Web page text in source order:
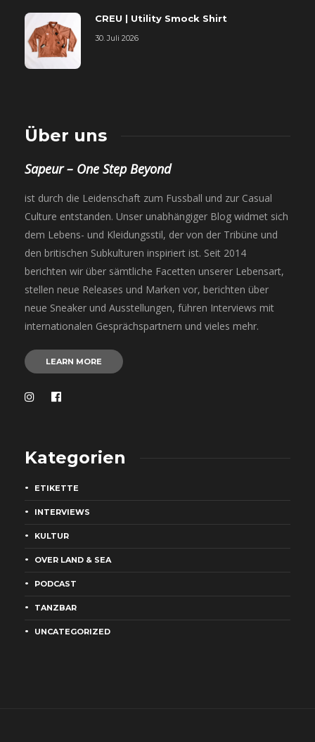
CREU | Utility Smock Shirt
30. Juli 2026
Über uns
Sapeur – One Step Beyond
ist durch die Leidenschaft zum Fussball und zur Casual
Culture entstanden. Unser unabhängiger Blog widmet sich
dem Lebens- und Kleidungsstil, der von der Tribüne und
den britischen Subkulturen inspiriert ist. Seit 2014
berichten wir über sämtliche Facetten unserer Lebensart,
stellen neue Releases und Marken vor, berichten über
neue Sneaker und Ausstellungen, führen Interviews mit
internationalen Gesprächspartnern und vieles mehr.
LEARN MORE
Kategorien
ETIKETTE
INTERVIEWS
KULTUR
OVER LAND & SEA
PODCAST
TANZBAR
UNCATEGORIZED